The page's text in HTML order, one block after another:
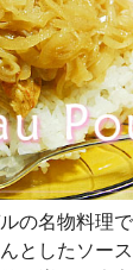
の名物料理
としたソー